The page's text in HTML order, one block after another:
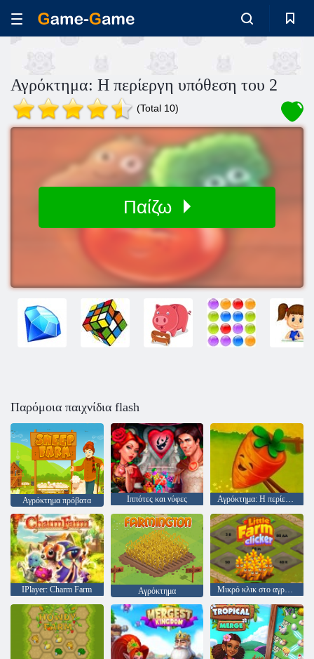
Αγρόκτημα: Η περίεργη υπόθεση του 2
(Total 10)
Παίζω
Παρόμοια παιχνίδια flash
Αγρόκτημα πρόβατα Ιππότες και νύφες Αγρόκτημα: Η περίεργη υπόθεση του
IPlayer: Charm Farm Αγρόκτημα Μικρό κλικ στο αγρόκτημα